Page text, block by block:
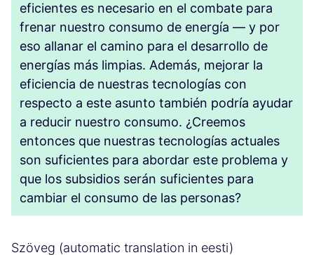
eficientes es necesario en el combate para
frenar nuestro consumo de energía — y por
eso allanar el camino para el desarrollo de
energías más limpias. Además, mejorar la
eficiencia de nuestras tecnologías con
respecto a este asunto también podría ayudar
a reducir nuestro consumo. ¿Creemos
entonces que nuestras tecnologías actuales
son suficientes para abordar este problema y
que los subsidios serán suficientes para
cambiar el consumo de las personas?
Szöveg (automatic translation in eesti)